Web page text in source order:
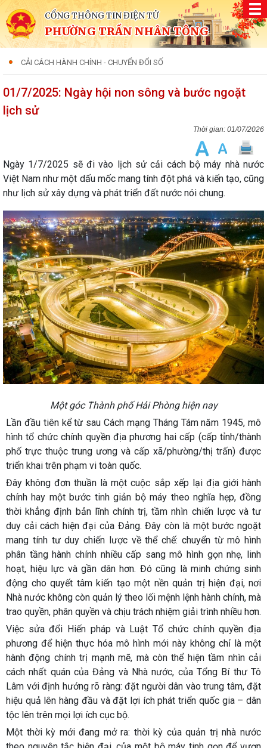
CỔNG THÔNG TIN ĐIỆN TỬ
PHƯỜNG TRẦN NHÂN TÔNG
CẢI CÁCH HÀNH CHÍNH - CHUYỂN ĐỔI SỐ
01/7/2025: Ngày hội non sông và bước ngoặt
lịch sử
01/07/2026
Ngày 1/7/2025 sẽ đi vào lịch sử cải cách bộ máy nhà nước
Việt Nam như một dấu mốc mang tính đột phá và kiến tạo, cũng
như lịch sử xây dựng và phát triển đất nước nói chung.
Một góc Thành phố Hải Phòng hiện nay
Lần đầu tiên kể từ sau Cách mạng Tháng Tám năm 1945, mô
hình tổ chức chính quyền địa phương hai cấp (cấp tỉnh/thành
phố trực thuộc trung ương và cấp xã/phường/thị trấn) được
triển khai trên phạm vi toàn quốc.
Đây không đơn thuần là một cuộc sắp xếp lại địa giới hành
chính hay một bước tinh giản bộ máy theo nghĩa hẹp, đồng
thời khẳng định bản lĩnh chính trị, tầm nhìn chiến lược và tư
duy cải cách hiện đại của Đảng. Đây còn là một bước ngoặt
mang tính tư duy chiến lược về thể chế: chuyển từ mô hình
phân tầng hành chính nhiều cấp sang mô hình gọn nhẹ, linh
hoạt, hiệu lực và gần dân hơn. Đó cũng là minh chứng sinh
động cho quyết tâm kiến tạo một nền quản trị hiện đại, nơi
Nhà nước không còn quản lý theo lối mệnh lệnh hành chính, mà
trao quyền, phân quyền và chịu trách nhiệm giải trình nhiều hơn.
Việc sửa đổi Hiến pháp và Luật Tổ chức chính quyền địa
phương để hiện thực hóa mô hình mới này không chỉ là một
hành động chính trị mạnh mẽ, mà còn thể hiện tầm nhìn cải
cách nhất quán của Đảng và Nhà nước, của Tổng Bí thư Tô
Lâm với định hướng rõ ràng: đặt người dân vào trung tâm, đặt
hiệu quả lên hàng đầu và đặt lợi ích phát triển quốc gia – dân
tộc lên trên mọi lợi ích cục bộ.
Một thời kỳ mới đang mở ra: thời kỳ của quản trị nhà nước